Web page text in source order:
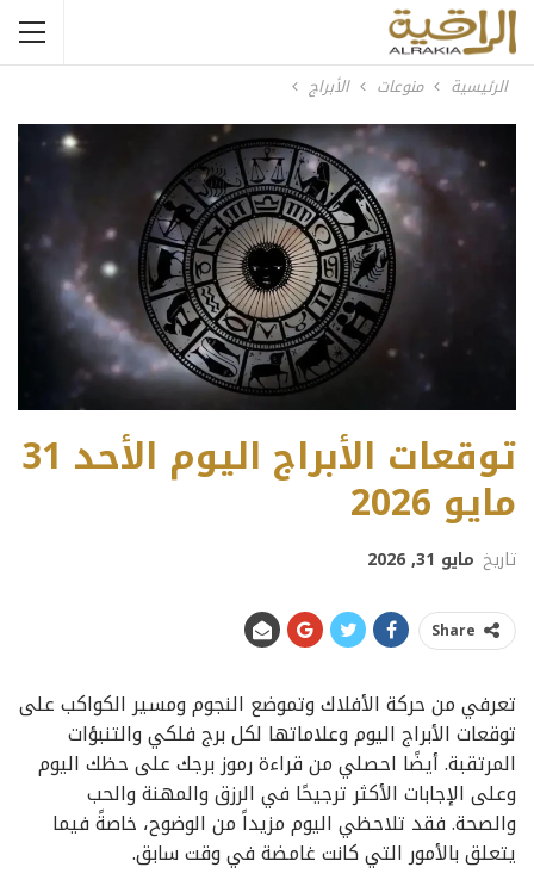
الرئيسية منوعات الأبراج
توقعات الأبراج اليوم الأحد 31
مايو 2026
تاريخ مايو 31, 2026
Share
تعرفي من حركة الأفلاك وتموضع النجوم ومسير الكواكب على
توقعات الأبراج اليوم وعلاماتها لكل برج فلكي والتنبؤات
المرتقبة. أيضًا احصلي من قراءة رموز برجك على حظك اليوم
وعلى الإجابات الأكثر ترجيحًا في الرزق والمهنة والحب
والصحة. فقد تلاحظي اليوم مزيداً من الوضوح، خاصةً فيما
يتعلق بالأمور التي كانت غامضة في وقت سابق.